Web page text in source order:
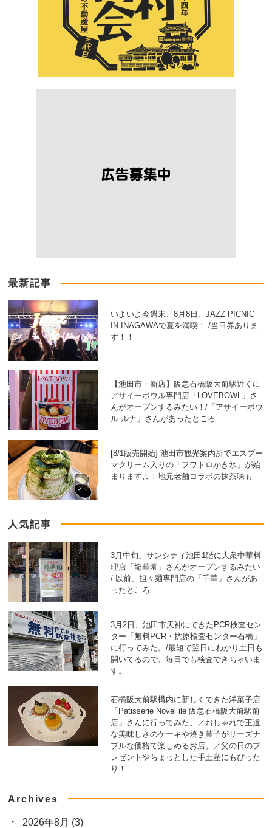
最新記事
いよいよ今週末、8月8日、JAZZ PICNIC
IN INAGAWAで夏を満喫！ /当日券ありま
す！！
【池田市・新店】阪急石橋阪大前駅近くに
アサイーボウル専門店「LOVEBOWL」さ
んがオープンするみたい！/「アサイーボウ
ル ルナ」さんがあったところ
[8/1販売開始] 池田市観光案内所でエスプー
マクリーム入りの「フワトロかき氷」が始
まりますよ！地元老舗コラボの抹茶味も
人気記事
3月中旬、サンシティ池田1階に大衆中華料
理店「龍華園」さんがオープンするみたい
/ 以前、担々麺専門店の「千華」さんがあ
ったところ
3月2日、池田市天神にできたPCR検査セン
ター「無料PCR・抗原検査センター石橋」
に行ってみた。/最短で翌日にわかり土日も
開いてるので、毎日でも検査できちゃいま
す。
石橋阪大前駅構内に新しくできた洋菓子店
「Patisserie Novel ile 阪急石橋阪大前駅前
店」さんに行ってみた。／おしゃれで王道
な美味しさのケーキや焼き菓子がリーズナ
ブルな価格で楽しめるお店。／父の日のプ
レゼントやちょっとした手土産にもぴった
り！
Archives
2026年8月 (3)